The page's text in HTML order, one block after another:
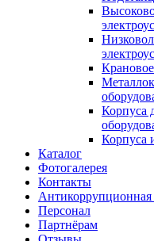
Корпуса
Корпуса
Каталог
Фотогалерея
Контакты
Антикоррупционная
Персонал
Партнёрам